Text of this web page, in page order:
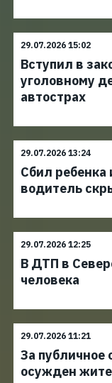
29.07.2026 15:02
Вступил в
уголовному
автострах
29.07.2026 13:24
Сбил ребенка
водитель
29.07.2026 12:25
В ДТП в
человека
29.07.2026 11:21
За публичное
осужден